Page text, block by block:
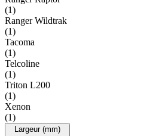
(1)
Ranger Wildtrak
(1)
Tacoma
(1)
Telcoline
(1)
Triton L200
(1)
Xenon
(1)
Largeur (mm)